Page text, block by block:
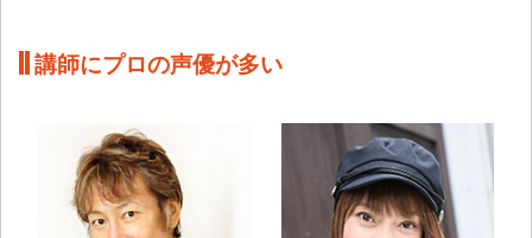
講師にプロの声優が多い